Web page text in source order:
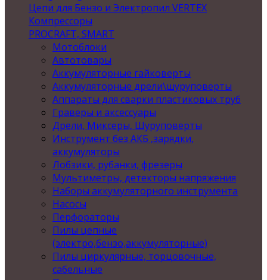
Цепи для Бензо и Электропил VERTEX
Компрессоры
PROCRAFT, SMART
Мотоблоки
Автотовары
Аккумуляторные гайковерты
Аккумуляторные дрели\шуруповерты
Аппараты для сварки пластиковых труб
Граверы и аксессуары
Дрели, Миксеры, Шуруповерты
Инструмент без АКБ ,зарядки,
аккумуляторы
Лобзики, рубанки, фрезеры
Мультиметры, детекторы напряжения
Наборы аккумуляторного инструмента
Насосы
Перфораторы
Пилы цепные
(электро,бензо,аккумуляторные)
Пилы циркулярные, торцовочные,
сабельные